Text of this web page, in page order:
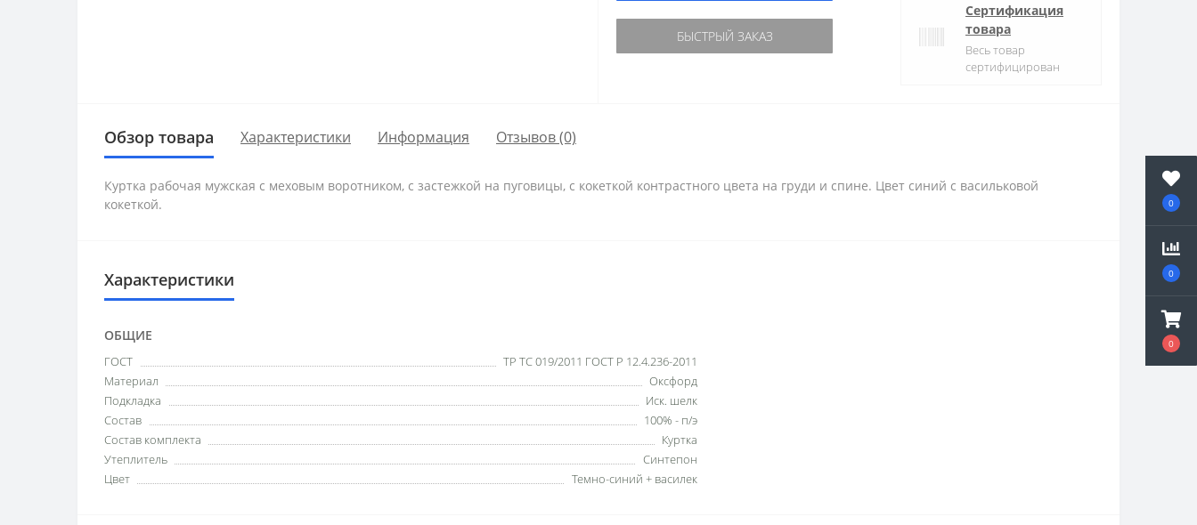
0
0
0
БЫСТРЫЙ ЗАКАЗ
Сертификация
товара
Весь товар
сертифицирован
Обзор товара Характеристики Информация Отзывов (0)
Куртка рабочая мужская с меховым воротником, с застежкой на пуговицы, с кокеткой контрастного цвета на груди и спине. Цвет синий с васильковой
кокеткой.
Характеристики
ОБЩИЕ
ГОСТ
ТР ТС 019/2011 ГОСТ Р 12.4.236-2011
Материал
Оксфорд
Подкладка
Иск. шелк
Состав
100% - п/э
Состав комплекта
Куртка
Утеплитель
Синтепон
Цвет
Темно-синий + василек